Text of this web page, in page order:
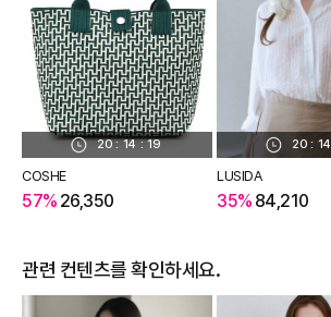
20 : 14 : 18
COSHE
57% 26,350
20 : 14
LUSIDA
35% 84,210
관련 컨텐츠를 확인하세요.